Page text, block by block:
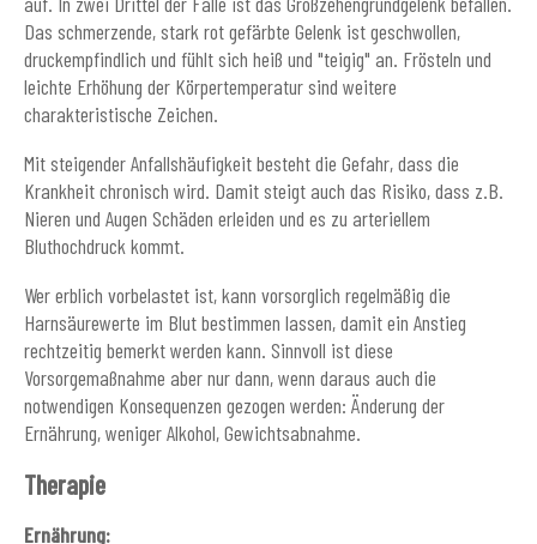
Das schmerzende, stark rot gefärbte Gelenk ist geschwollen,
druckempfindlich und fühlt sich heiß und "teigig" an. Frösteln und
leichte Erhöhung der Körpertemperatur sind weitere
charakteristische Zeichen.
Mit steigender Anfallshäufigkeit besteht die Gefahr, dass die
Krankheit chronisch wird. Damit steigt auch das Risiko, dass z.B.
Nieren und Augen Schäden erleiden und es zu arteriellem
Bluthochdruck kommt.
Wer erblich vorbelastet ist, kann vorsorglich regelmäßig die
Harnsäurewerte im Blut bestimmen lassen, damit ein Anstieg
rechtzeitig bemerkt werden kann. Sinnvoll ist diese
Vorsorgemaßnahme aber nur dann, wenn daraus auch die
notwendigen Konsequenzen gezogen werden: Änderung der
Ernährung, weniger Alkohol, Gewichtsabnahme.
Therapie
Ernährung: